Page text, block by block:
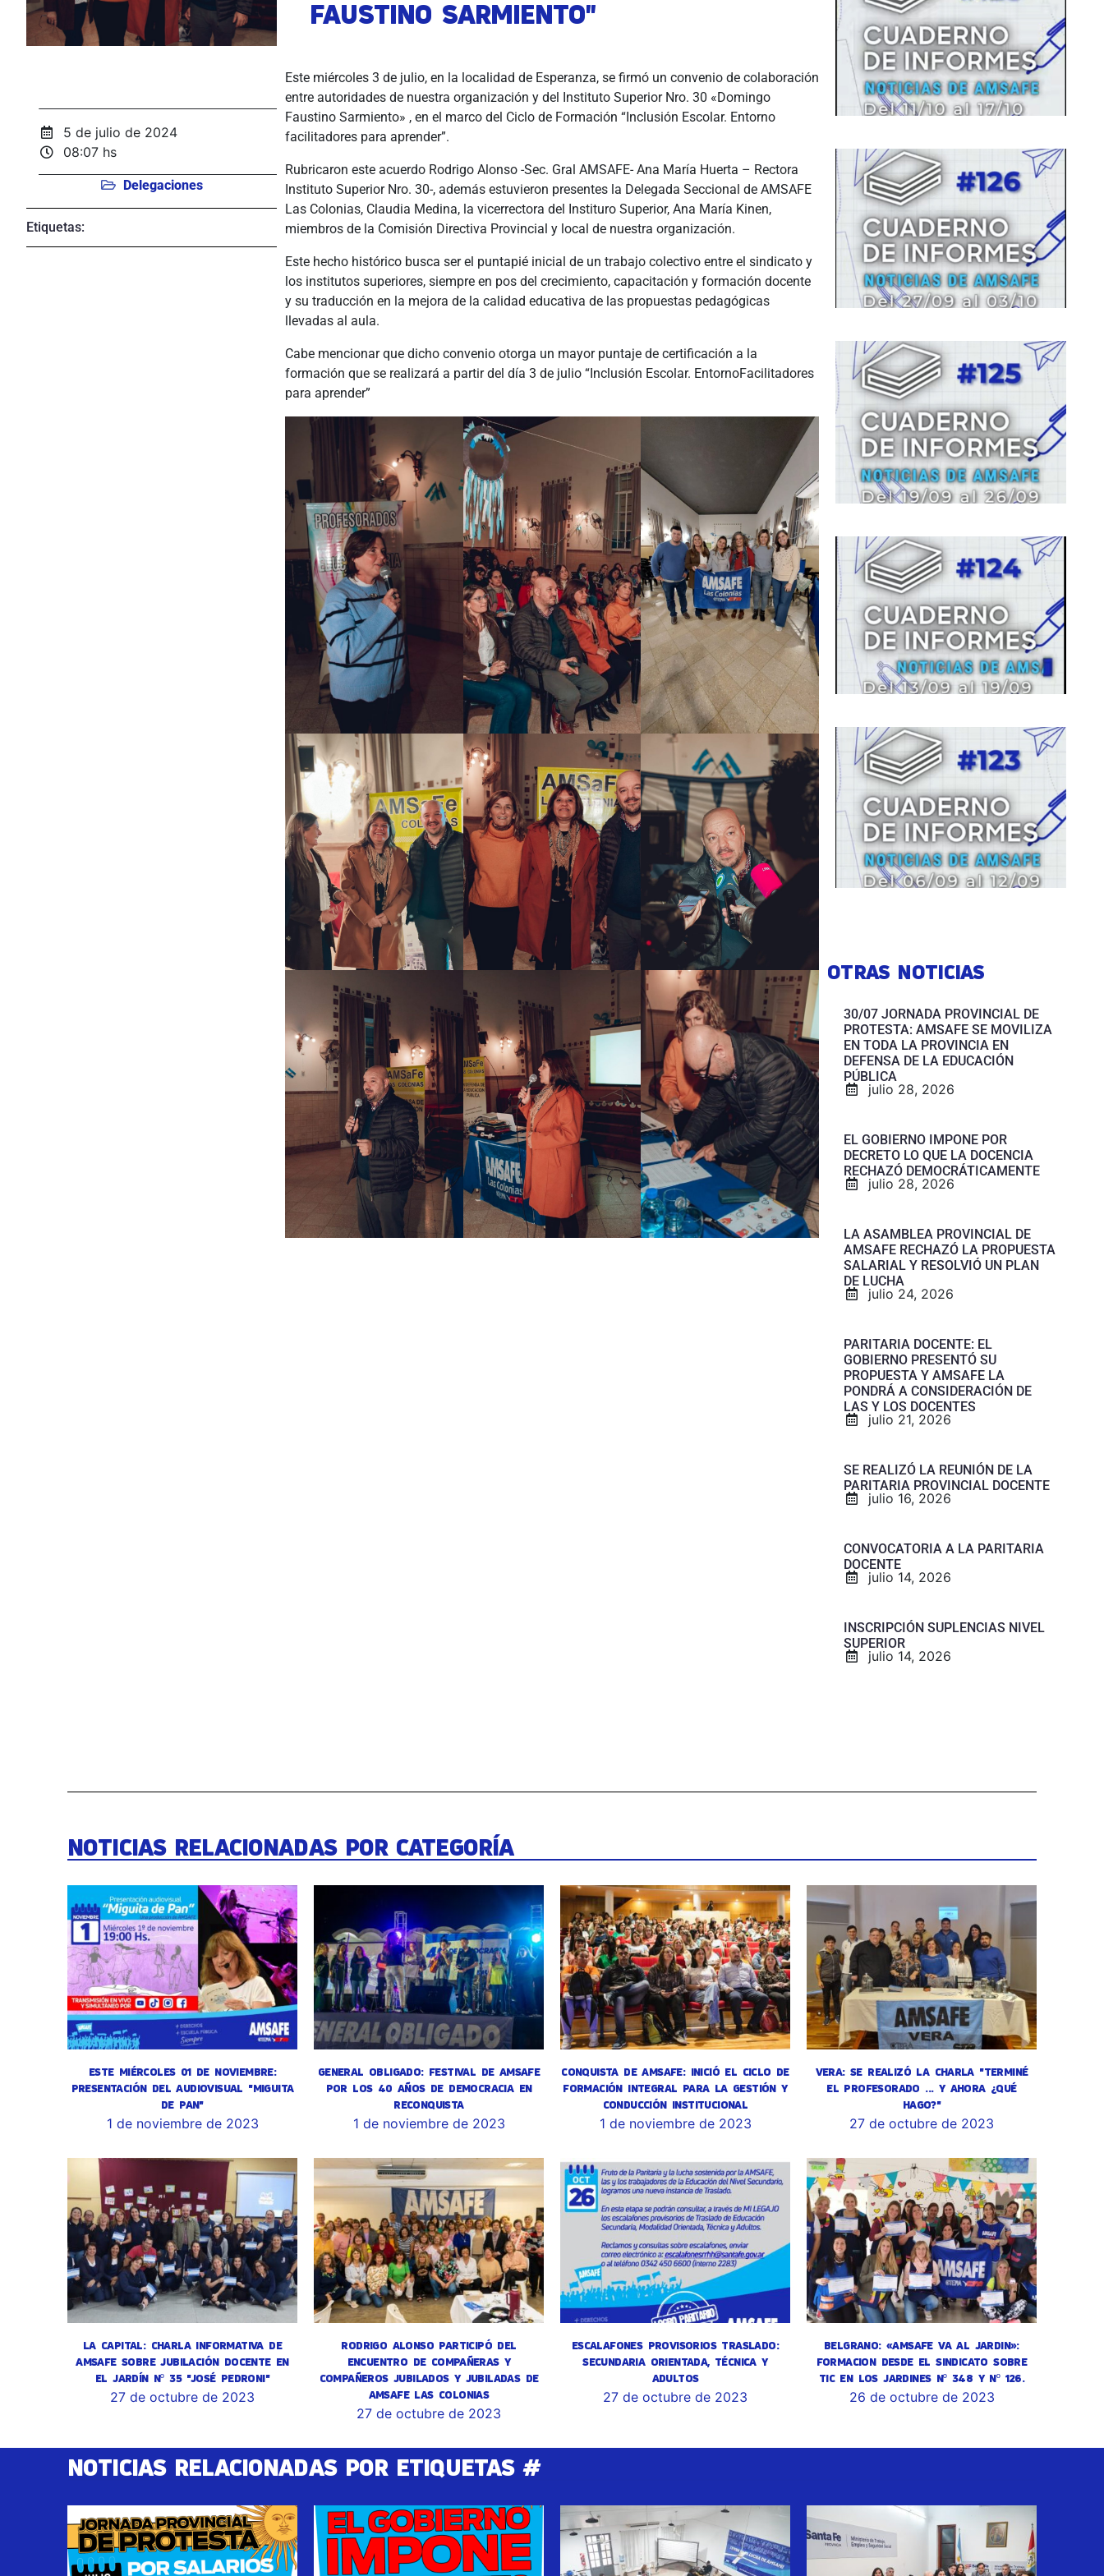
5 de julio de 2024
08:07 hs
Delegaciones
Etiquetas:
FAUSTINO SARMIENTO"
Este miércoles 3 de julio, en la localidad de Esperanza, se firmó un convenio de colaboración
entre autoridades de nuestra organización y del Instituto Superior Nro. 30 «Domingo
Faustino Sarmiento» , en el marco del Ciclo de Formación “Inclusión Escolar. Entorno
facilitadores para aprender”.
Rubricaron este acuerdo Rodrigo Alonso -Sec. Gral AMSAFE- Ana María Huerta – Rectora
Instituto Superior Nro. 30-, además estuvieron presentes la Delegada Seccional de AMSAFE
Las Colonias, Claudia Medina, la vicerrectora del Instituro Superior, Ana María Kinen,
miembros de la Comisión Directiva Provincial y local de nuestra organización.
Este hecho histórico busca ser el puntapié inicial de un trabajo colectivo entre el sindicato y
los institutos superiores, siempre en pos del crecimiento, capacitación y formación docente
y su traducción en la mejora de la calidad educativa de las propuestas pedagógicas
llevadas al aula.
Cabe mencionar que dicho convenio otorga un mayor puntaje de certificación a la
formación que se realizará a partir del día 3 de julio “Inclusión Escolar. EntornoFacilitadores
para aprender”
OTRAS NOTICIAS
30/07 JORNADA PROVINCIAL DE
PROTESTA: AMSAFE SE MOVILIZA
EN TODA LA PROVINCIA EN
DEFENSA DE LA EDUCACIÓN
PÚBLICA
julio 28, 2026
EL GOBIERNO IMPONE POR
DECRETO LO QUE LA DOCENCIA
RECHAZÓ DEMOCRÁTICAMENTE
julio 28, 2026
LA ASAMBLEA PROVINCIAL DE
AMSAFE RECHAZÓ LA PROPUESTA
SALARIAL Y RESOLVIÓ UN PLAN
DE LUCHA
julio 24, 2026
PARITARIA DOCENTE: EL
GOBIERNO PRESENTÓ SU
PROPUESTA Y AMSAFE LA
PONDRÁ A CONSIDERACIÓN DE
LAS Y LOS DOCENTES
julio 21, 2026
SE REALIZÓ LA REUNIÓN DE LA
PARITARIA PROVINCIAL DOCENTE
julio 16, 2026
CONVOCATORIA A LA PARITARIA
DOCENTE
julio 14, 2026
INSCRIPCIÓN SUPLENCIAS NIVEL
SUPERIOR
julio 14, 2026
NOTICIAS RELACIONADAS POR CATEGORÍA
ESTE MIÉRCOLES 01 DE NOVIEMBRE:
PRESENTACIÓN DEL AUDIOVISUAL "MIGUITA
DE PAN"
1 de noviembre de 2023
GENERAL OBLIGADO: FESTIVAL DE AMSAFE
POR LOS 40 AÑOS DE DEMOCRACIA EN
RECONQUISTA
1 de noviembre de 2023
CONQUISTA DE AMSAFE: INICIÓ EL CICLO DE
FORMACIÓN INTEGRAL PARA LA GESTIÓN Y
CONDUCCIÓN INSTITUCIONAL
1 de noviembre de 2023
VERA: SE REALIZÓ LA CHARLA "TERMINÉ
EL PROFESORADO ... Y AHORA ¿QUÉ
HAGO?"
27 de octubre de 2023
LA CAPITAL: CHARLA INFORMATIVA DE
AMSAFE SOBRE JUBILACIÓN DOCENTE EN
EL JARDÍN Nº 35 "JOSÉ PEDRONI"
27 de octubre de 2023
RODRIGO ALONSO PARTICIPÓ DEL
ENCUENTRO DE COMPAÑERAS Y
COMPAÑEROS JUBILADOS Y JUBILADAS DE
AMSAFE LAS COLONIAS
27 de octubre de 2023
ESCALAFONES PROVISORIOS TRASLADO:
SECUNDARIA ORIENTADA, TÉCNICA Y
ADULTOS
27 de octubre de 2023
BELGRANO: «AMSAFE VA AL JARDIN»:
FORMACION DESDE EL SINDICATO SOBRE
TIC EN LOS JARDINES Nº 348 Y Nº 126.
26 de octubre de 2023
NOTICIAS RELACIONADAS POR ETIQUETAS #